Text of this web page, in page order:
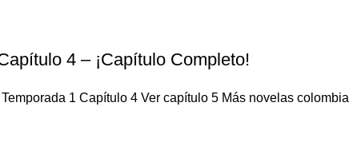
4 – ¡Capítulo Completo!
1 Capítulo 4 Ver capítulo 5 Más novelas